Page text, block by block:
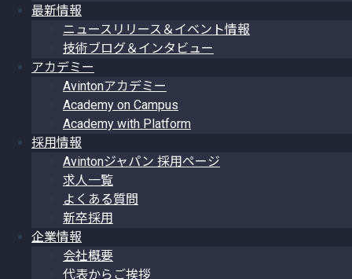
最新情報
ニュースリリース＆イベント情報
技術ブログ＆インタビュー
アカデミー
Avintonアカデミー
Academy on Campus
Academy with Platform
採用情報
Avintonジャパン 採用ページ
求人一覧
よくある質問
新卒採用
企業情報
会社概要
代表からご挨拶